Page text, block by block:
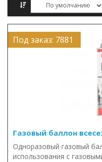
Под заказ: 7881
Газовый баллон
Одноразовый газовый
использования с